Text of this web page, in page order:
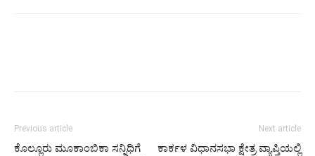
Previous article
ಕೊಲ್ಲೂರು ಮೂಕಾಂಬಿಕಾ ಸನ್ನಿಧಿಗೆ
Next article
ಕಾರ್ಕಳ ವಿಧಾನಸಭಾ ಕ್ಷೇತ್ರ ವ್ಯಾಪ್ತಿಯಲ್ಲಿ